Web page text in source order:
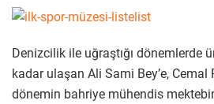
Denizcilik ile uğraştığı dönemlerde
kadar ulaşan Ali Sami Bey’e, Cemal
dönemin bahriye mühendis